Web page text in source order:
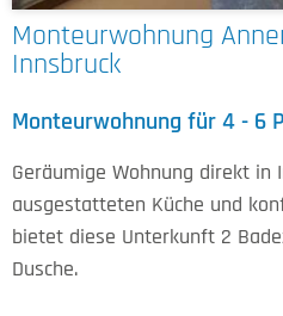
Monteurwohnung
Innsbruck
Monteurwohnung für 4 - 6
Geräumige Wohnung direkt in
ausgestatteten Küche und
bietet diese Unterkunft 2
Dusche.